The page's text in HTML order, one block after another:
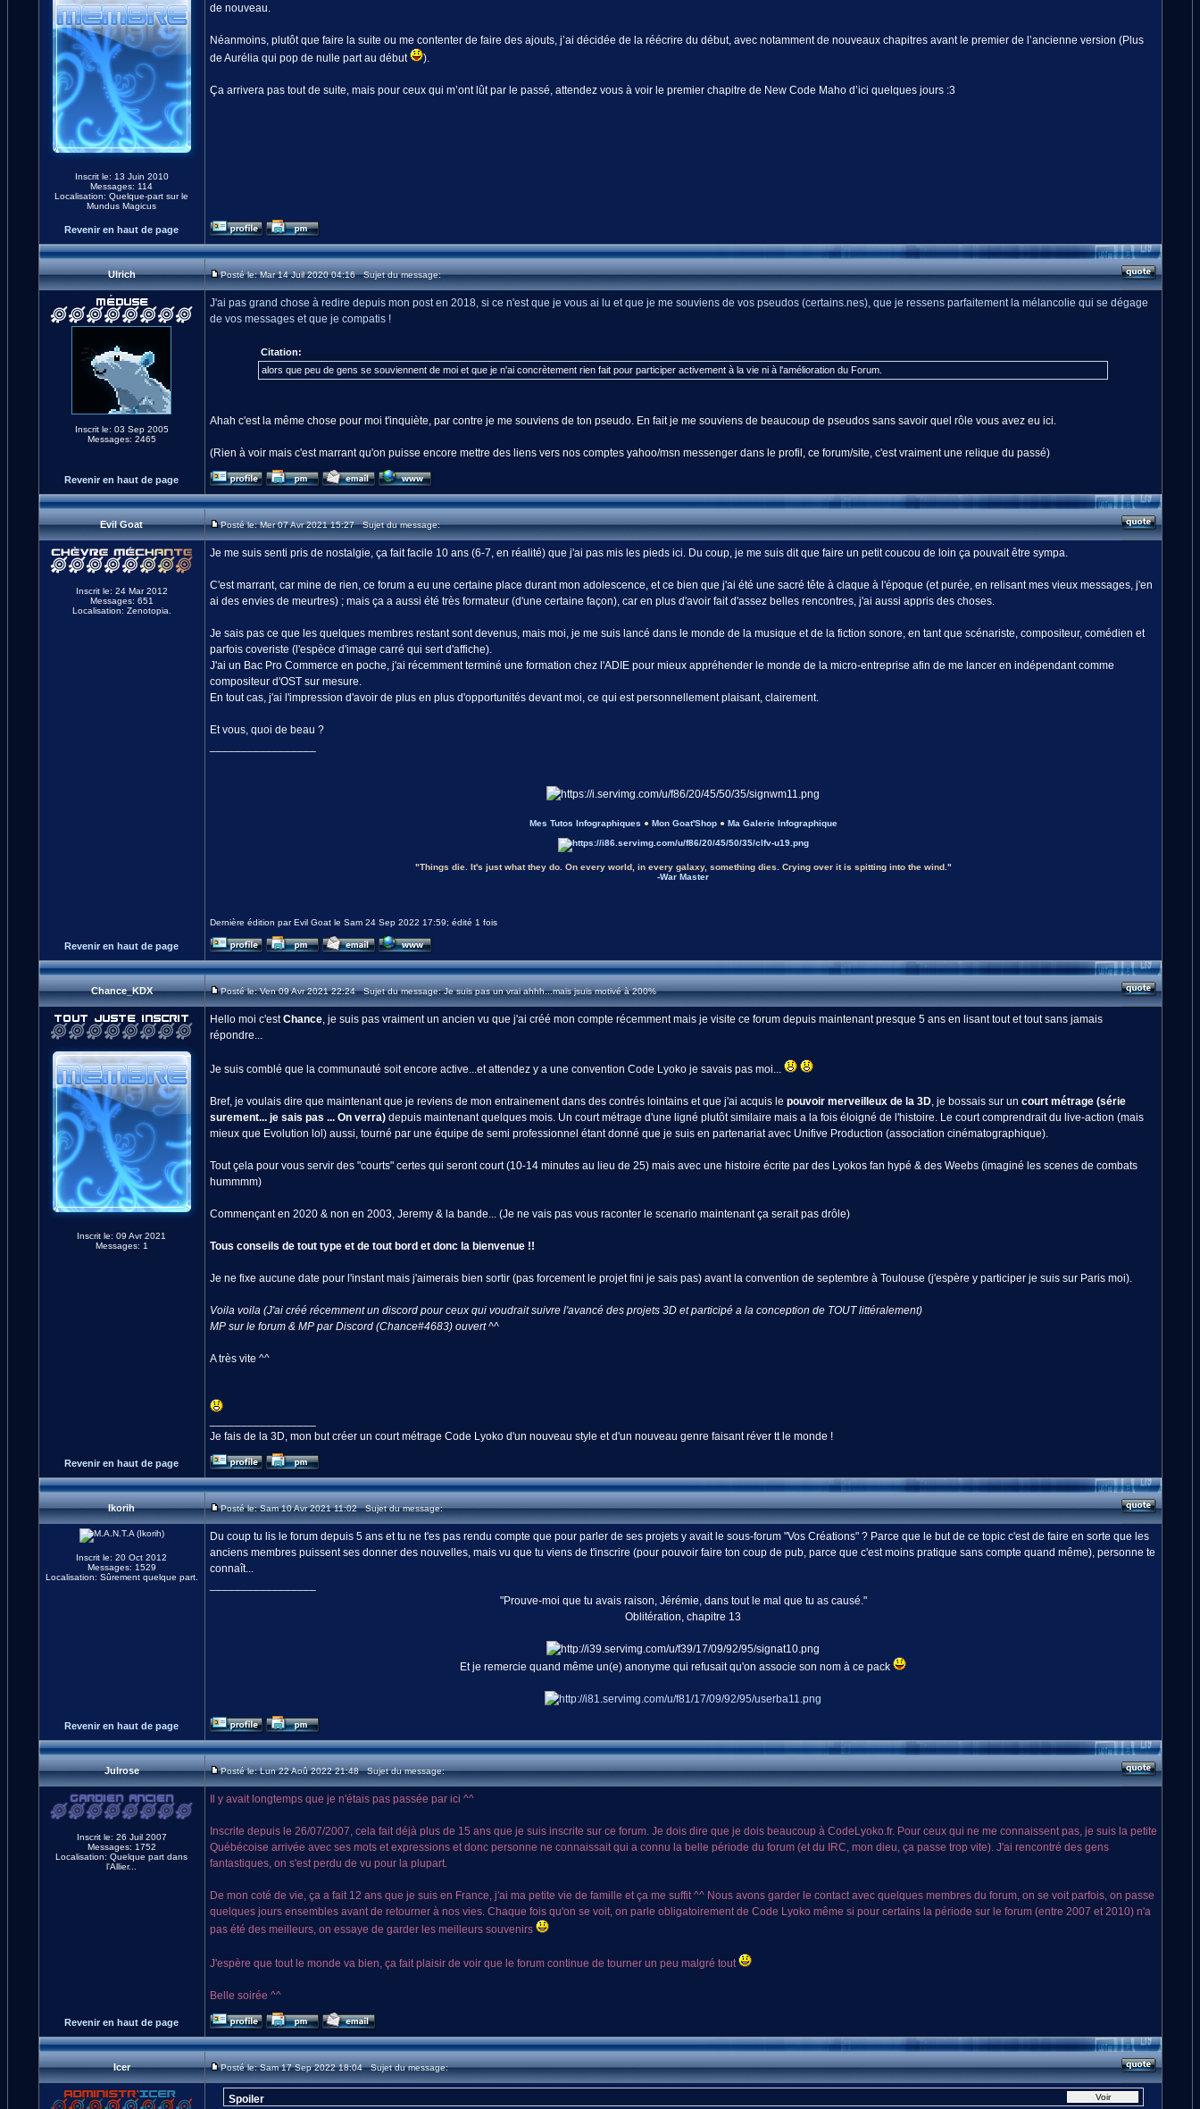
Inscrit le: 13 Juin 2010
Messages: 114
Localisation: Quelque-part sur le
Mundus Magicus
de nouveau.
Néanmoins, plutôt que faire la suite ou me contenter de faire des ajouts, j’ai décidée de la réécrire du début, avec notamment de nouveaux chapitres avant le premier de l’ancienne version (Plus
de Aurélia qui pop de nulle part au début
).
Ça arrivera pas tout de suite, mais pour ceux qui m’ont lût par le passé, attendez vous à voir le premier chapitre de New Code Maho d’ici quelques jours :3
Revenir en haut de page
Ulrich Posté le: Mar 14 Juil 2020 04:16 Sujet du message:
Inscrit le: 03 Sep 2005
Messages: 2465
J'ai pas grand chose à redire depuis mon post en 2018, si ce n'est que je vous ai lu et que je me souviens de vos pseudos (certains.nes), que je ressens parfaitement la mélancolie qui se dégage
de vos messages et que je compatis !
Citation:
alors que peu de gens se souviennent de moi et que je n'ai concrètement rien fait pour participer activement à la vie ni à l'amélioration du Forum.
Ahah c'est la même chose pour moi t'inquiète, par contre je me souviens de ton pseudo. En fait je me souviens de beaucoup de pseudos sans savoir quel rôle vous avez eu ici.
(Rien à voir mais c'est marrant qu'on puisse encore mettre des liens vers nos comptes yahoo/msn messenger dans le profil, ce forum/site, c'est vraiment une relique du passé)
Revenir en haut de page
Evil Goat Posté le: Mer 07 Avr 2021 15:27 Sujet du message:
Inscrit le: 24 Mar 2012
Messages: 651
Localisation: Zenotopia.
Je me suis senti pris de nostalgie, ça fait facile 10 ans (6-7, en réalité) que j'ai pas mis les pieds ici. Du coup, je me suis dit que faire un petit coucou de loin ça pouvait être sympa.
C'est marrant, car mine de rien, ce forum a eu une certaine place durant mon adolescence, et ce bien que j'ai été une sacré tête à claque à l'époque (et purée, en relisant mes vieux messages, j'en
ai des envies de meurtres) ; mais ça a aussi été très formateur (d'une certaine façon), car en plus d'avoir fait d'assez belles rencontres, j'ai aussi appris des choses.
Je sais pas ce que les quelques membres restant sont devenus, mais moi, je me suis lancé dans le monde de la musique et de la fiction sonore, en tant que scénariste, compositeur, comédien et
parfois coveriste (l'espèce d'image carré qui sert d'affiche).
J'ai un Bac Pro Commerce en poche, j'ai récemment terminé une formation chez l'ADIE pour mieux appréhender le monde de la micro-entreprise afin de me lancer en indépendant comme
compositeur d'OST sur mesure.
En tout cas, j'ai l'impression d'avoir de plus en plus d'opportunités devant moi, ce qui est personnellement plaisant, clairement.
Et vous, quoi de beau ?
Mes Tutos Infographiques ● Mon Goat'Shop● Ma Galerie Infographique
"Things die. It's just what they do. On every world, in every galaxy, something dies. Crying over it is spitting into the wind."
-War Master
Dernière édition par Evil Goat le Sam 24 Sep 2022 17:59; édité 1 fois
Revenir en haut de page
Chance_KDX Posté le: Ven 09 Avr 2021 22:24 Sujet du message: Je suis pas un vrai ahhh...mais jsuis motivé à 200%
Inscrit le: 09 Avr 2021
Messages: 1
Hello moi c'estChance, je suis pas vraiment un ancien vu que j'ai créé mon compte récemment mais je visite ce forum depuis maintenant presque 5 ans en lisant tout et tout sans jamais
répondre...
Je suis comblé que la communauté soit encore active...et attendez y a une convention Code Lyoko je savais pas moi...
Bref, je voulais dire que maintenant que je reviens de mon entrainement dans des contrés lointains et que j'ai acquis le pouvoir merveilleux de la 3D, je bossais sur un court métrage (série
surement... je sais pas ... On verra)depuis maintenant quelques mois. Un court métrage d'une ligné plutôt similaire mais a la fois éloigné de l'histoire. Le court comprendrait du live-action (mais
mieux que Evolution lol) aussi, tourné par une équipe de semi professionnel étant donné que je suis en partenariat avec Unifive Production (association cinématographique).
Tout çela pour vous servir des "courts" certes qui seront court (10-14 minutes au lieu de 25) mais avec une histoire écrite par des Lyokos fan hypé & des Weebs (imaginé les scenes de combats
hummmm)
Commençant en 2020 & non en 2003, Jeremy & la bande... (Je ne vais pas vous raconter le scenario maintenant ça serait pas drôle)
Tous conseils de tout type et de tout bord et donc la bienvenue !!
Je ne fixe aucune date pour l'instant mais j'aimerais bien sortir (pas forcement le projet fini je sais pas) avant la convention de septembre à Toulouse (j'espère y participer je suis sur Paris moi).
Voila voila (J'ai créé récemment un discord pour ceux qui voudrait suivre l'avancé des projets 3D et participé a la conception de TOUT littéralement)
MP sur le forum & MP par Discord (Chance#4683) ouvert ^^
A très vite ^^
Je fais de la 3D, mon but créer un court métrage Code Lyoko d'un nouveau style et d'un nouveau genre faisant réver tt le monde !
Revenir en haut de page
Ikorih Posté le: Sam 10 Avr 2021 11:02 Sujet du message:
Inscrit le: 20 Oct 2012
Messages: 1529
Localisation: Sûrement quelque part.
Du coup tu lis le forum depuis 5 ans et tu ne t'es pas rendu compte que pour parler de ses projets y avait le sous-forum "Vos Créations" ? Parce que le but de ce topic c'est de faire en sorte que les
anciens membres puissent ses donner des nouvelles, mais vu que tu viens de t'inscrire (pour pouvoir faire ton coup de pub, parce que c'est moins pratique sans compte quand même), personne te
connaît...
"Prouve-moi que tu avais raison, Jérémie, dans tout le mal que tu as causé."
Oblitération, chapitre 13
Et je remercie quand même un(e) anonyme qui refusait qu'on associe son nom à ce pack
Revenir en haut de page
Julrose Posté le: Lun 22 Aoû 2022 21:48 Sujet du message:
Inscrit le: 26 Juil 2007
Messages: 1752
Localisation: Quelque part dans
l'Allier...
Il y avait longtemps que je n'étais pas passée par ici ^^
Inscrite depuis le 26/07/2007, cela fait déjà plus de 15 ans que je suis inscrite sur ce forum. Je dois dire que je dois beaucoup à CodeLyoko.fr. Pour ceux qui ne me connaissent pas, je suis la petite
Québécoise arrivée avec ses mots et expressions et donc personne ne connaissait qui a connu la belle période du forum (et du IRC, mon dieu, ça passe trop vite). J'ai rencontré des gens
fantastiques, on s'est perdu de vu pour la plupart.
De mon coté de vie, ça a fait 12 ans que je suis en France, j'ai ma petite vie de famille et ça me suffit ^^ Nous avons garder le contact avec quelques membres du forum, on se voit parfois, on passe
quelques jours ensembles avant de retourner à nos vies. Chaque fois qu'on se voit, on parle obligatoirement de Code Lyoko même si pour certains la période sur le forum (entre 2007 et 2010) n'a
pas été des meilleurs, on essaye de garder les meilleurs souvenirs
J'espère que tout le monde va bien, ça fait plaisir de voir que le forum continue de tourner un peu malgré tout
Belle soirée ^^
Revenir en haut de page
Icer Posté le: Sam 17 Sep 2022 18:04 Sujet du message:
Spoiler